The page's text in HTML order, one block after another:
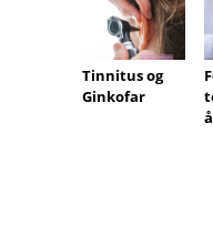
Tinnitus og
Ginkofar